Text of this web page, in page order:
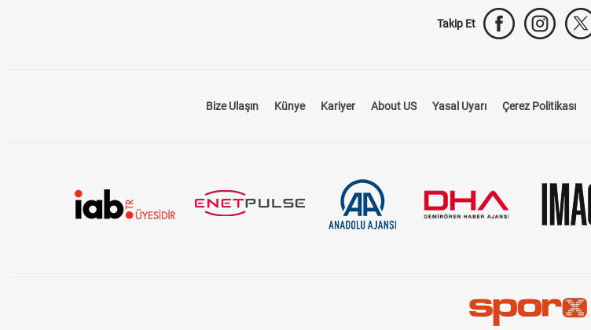
Takip Et
Bize Ulaşın Künye Kariyer About US Yasal Uyarı Çerez Politikası